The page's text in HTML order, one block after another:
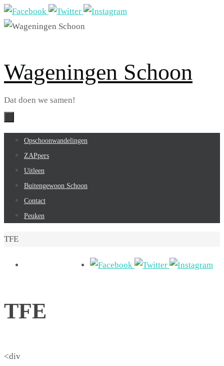
Ga
naar
Wageningen Schoon
Dat doen we samen!
naar
inhoud
Opschoonwandelingen
ZAPpers
Uitleen
Buitengewoon Schoon
Contact
Peuken
Home
TFE
TFE
<div